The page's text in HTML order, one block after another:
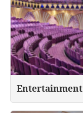
Entertainment